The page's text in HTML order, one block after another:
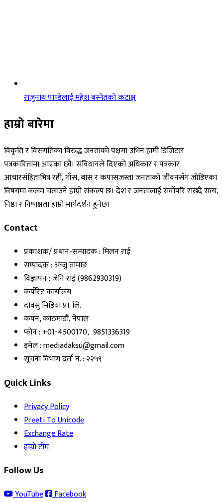
राजुनाथ पाण्डेलाई महेश बस्नेतको कटाक्ष
हाम्रो बारेमा
विकृति र विसंगतिका विरुद्ध जनताको पक्षमा उभिन हामी डिजिटल
पत्रकारितामा आएका छौं। संविधानले दिएको अधिकार र पत्रकार
आचारसंहिताभित्र रही, गाँस, बास र कपासजस्ता जनताको जीवनसँग जोडिएका
विषयमा कलम चलाउने हाम्रो संकल्प छ। देश र जनतालाई सर्वोपरि राख्दै सत्य,
निष्ठा र निष्पक्षता हाम्रो मार्गदर्शन हुनेछ।
Contact
प्रकाशक/ प्रधान-सम्पादक : मिलन राई
सम्पादक : अन्जु तामाङ
विज्ञापन : जेनि राई (9862930319)
कर्पोरेट कार्यालय
दाक्सु मिडिया प्रा. लि.
कपन, काठमाडौं, नेपाल
फोन : +01-4500170, 9851336319
इमेल : mediadaksu@gmail.com
सूचना विभाग दर्ता नं. : २२५९
Quick Links
Privacy Policy
Preeti To Unicode
Exchange Rate
हाम्रो टीम
Follow Us
YouTube
Facebook